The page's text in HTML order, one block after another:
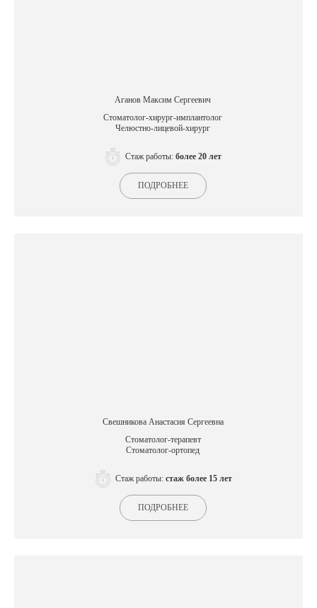
Аганов Максим Сергеевич
Стоматолог-хирург-имплантолог
Челюстно-лицевой-хирург
Стаж работы: более 20 лет
ПОДРОБНЕЕ
Свешникова Анастасия Сергеевна
Стоматолог-терапевт
Стоматолог-ортопед
Стаж работы: стаж более 15 лет
ПОДРОБНЕЕ